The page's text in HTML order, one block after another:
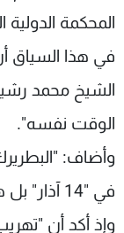
المحكمة
في هذا السياق
الشيخ محمد
الوقت نفسه".
وأضاف:
في "14 آذار" بل هما لكل اللبنانيين".
وإذ أكد أن